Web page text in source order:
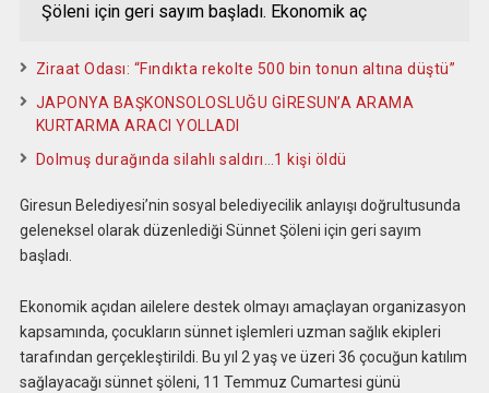
Şöleni için geri sayım başladı. Ekonomik aç
Ziraat Odası: “Fındıkta rekolte 500 bin tonun altına düştü”
JAPONYA BAŞKONSOLOSLUĞU GİRESUN’A ARAMA
KURTARMA ARACI YOLLADI
Dolmuş durağında silahlı saldırı…1 kişi öldü
Giresun Belediyesi’nin sosyal belediyecilik anlayışı doğrultusunda
geleneksel olarak düzenlediği Sünnet Şöleni için geri sayım
başladı.
Ekonomik açıdan ailelere destek olmayı amaçlayan organizasyon
kapsamında, çocukların sünnet işlemleri uzman sağlık ekipleri
tarafından gerçekleştirildi. Bu yıl 2 yaş ve üzeri 36 çocuğun katılım
sağlayacağı sünnet şöleni, 11 Temmuz Cumartesi günü